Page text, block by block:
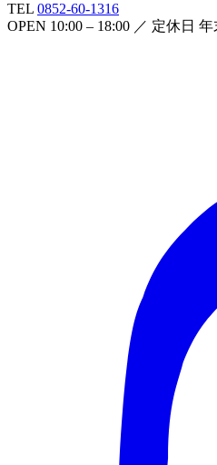
TEL 0852-60-1316
OPEN 10:00 – 18:00 ／ 定休日 年